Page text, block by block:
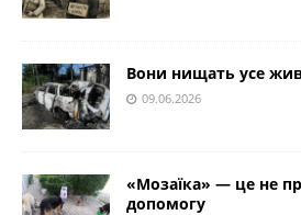
Вони нищать усе
09.06.2026
«Мозаїка» — це не
допомогу